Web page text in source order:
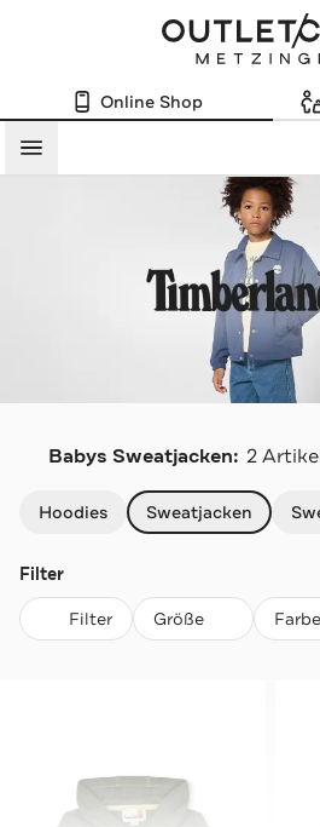
Online Shop
Menü
Babys Sweatjacken: 2
Hoodies Sweatjacken
Filter
Filter Größe Farbe